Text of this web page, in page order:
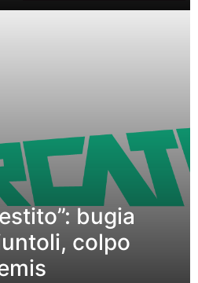
bugia
colpo